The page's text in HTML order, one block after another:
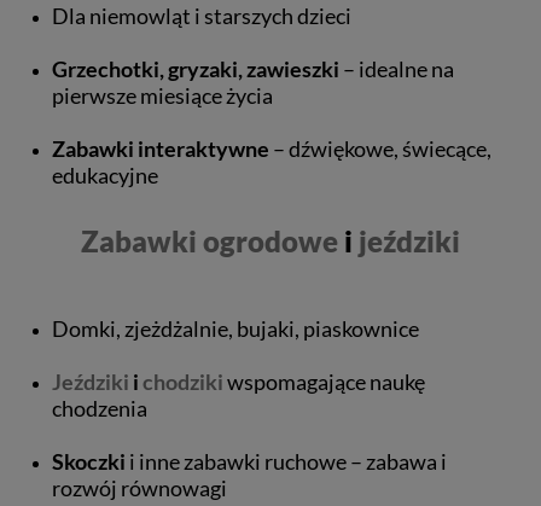
Dla niemowląt i starszych dzieci
Grzechotki, gryzaki, zawieszki – idealne na
pierwsze miesiące życia
Zabawki interaktywne – dźwiękowe, świecące,
edukacyjne
Zabawki ogrodowe i jeździki
Domki, zjeżdżalnie, bujaki, piaskownice
Jeździki ichodzikiwspomagające naukę
chodzenia
Skoczki i inne zabawki ruchowe – zabawa i
rozwój równowagi